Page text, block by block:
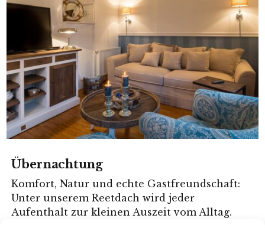
Übernachtung
Komfort, Natur und echte Gastfreundschaft:
Unter unserem Reetdach wird jeder
Aufenthalt zur kleinen Auszeit vom Alltag.